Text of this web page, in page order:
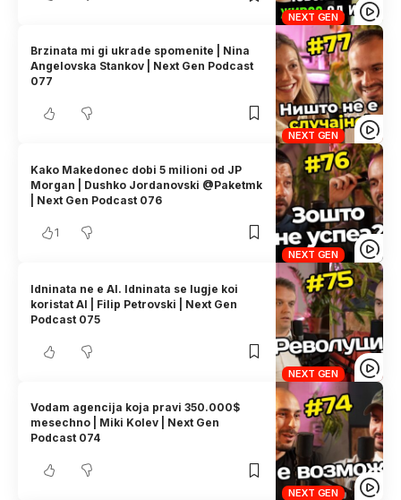
NEXT GEN
NEXT GEN
Brzinata mi gi ukrade spomenite | Nina
Angelovska Stankov | Next Gen Podcast
077
NEXT GEN
Kako Makedonec dobi 5 milioni od JP
Morgan | Dushko Jordanovski @Paketmk
| Next Gen Podcast 076
1
NEXT GEN
Idninata ne e AI. Idninata se lugje koi
koristat AI | Filip Petrovski | Next Gen
Podcast 075
NEXT GEN
Vodam agencija koja pravi 350.000$
mesechno | Miki Kolev | Next Gen
Podcast 074